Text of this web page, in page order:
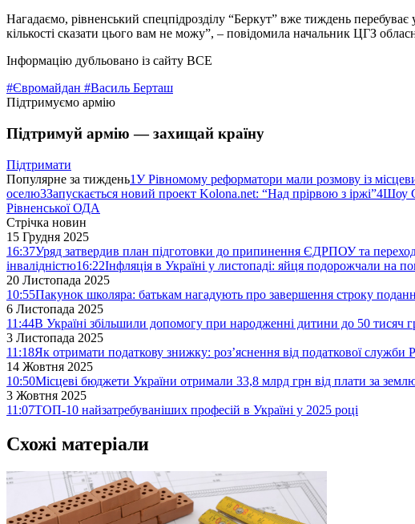
Нагадаємо, рівненський спецпідрозділу “Беркут” вже тиждень
кількості сказати цього вам не можу”, – повідомила начальник ЦГЗ
Інформацію дубльовано із сайту ВСЕ
#Євромайдан #Василь Берташ
Підтримуємо армію
Підтримуй армію — захищай країну
Підтримати
Популярне за тиждень1У Рівномому реформатори мали розмову із
оселю3Запускається новий проект Kolona.net: “Над прірвою з іржі”4Шоу
Рівненської ОДА
Стрічка новин
15 Грудня 2025
16:37Уряд затвердив план підготовки до припинення ЄДРПОУ та
інвалідністю16:22Інфляція в Україні у листопаді: яйця подорожчали на
20 Листопада 2025
10:55Пакунок школяра: батькам нагадують про завершення строку
6 Листопада 2025
11:44В Україні збільшили допомогу при народженні дитини до 50 тисяч
3 Листопада 2025
11:18Як отримати податкову знижку: роз’яснення від податкової служби
14 Жовтня 2025
10:50Місцеві бюджети України отримали 33,8 млрд грн від плати за
3 Жовтня 2025
11:07ТОП-10 найзатребуваніших професій в Україні у 2025 році
Схожі матеріали